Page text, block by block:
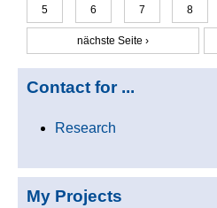
5 6 7 8
nächste Seite ›
Contact for ...
Research
My Projects